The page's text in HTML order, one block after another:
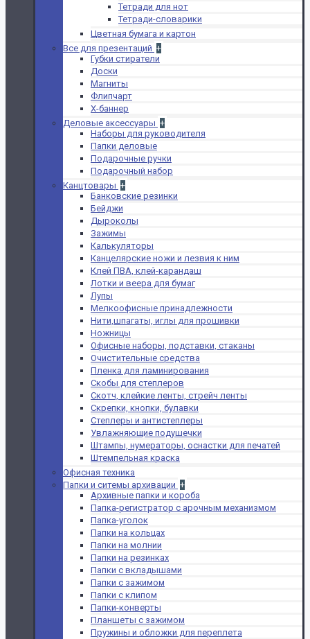
Тетради для нот
Тетради-словарики
Цветная бумага и картон
Все для презентаций +
Губки стиратели
Доски
Магниты
Флипчарт
Х-баннер
Деловые аксессуары +
Наборы для руководителя
Папки деловые
Подарочные ручки
Подарочный набор
Канцтовары +
Банковские резинки
Бейджи
Дыроколы
Зажимы
Калькуляторы
Канцелярские ножи и лезвия к ним
Клей ПВА, клей-карандаш
Лотки и веера для бумаг
Лупы
Мелкоофисные принадлежности
Нити,шпагаты, иглы для прошивки
Ножницы
Офисные наборы, подставки, стаканы
Очистительные средства
Пленка для ламинирования
Скобы для степлеров
Скотч, клейкие ленты, стрейч ленты
Скрепки, кнопки, булавки
Степлеры и антистеплеры
Увлажняющие подушечки
Штампы, нумераторы, оснастки для печатей
Штемпельная краска
Офисная техника
Папки и ситемы архивации +
Архивные папки и короба
Папка-регистратор с арочным механизмом
Папка-уголок
Папки на кольцах
Папки на молнии
Папки на резинках
Папки с вкладышами
Папки с зажимом
Папки с клипом
Папки-конверты
Планшеты с зажимом
Пружины и обложки для переплета